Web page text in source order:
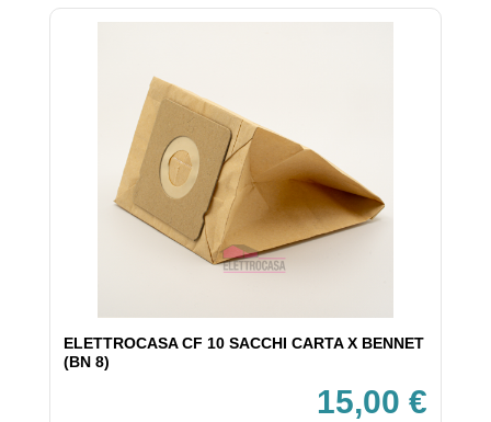
ELETTROCASA CF 10 SACCHI CARTA X BENNET
(BN 8)
15,00 €